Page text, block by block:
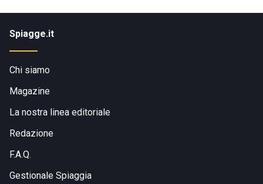
Spiagge.it
Chi siamo
Magazine
La nostra linea editoriale
Redazione
F.A.Q.
Gestionale Spiaggia